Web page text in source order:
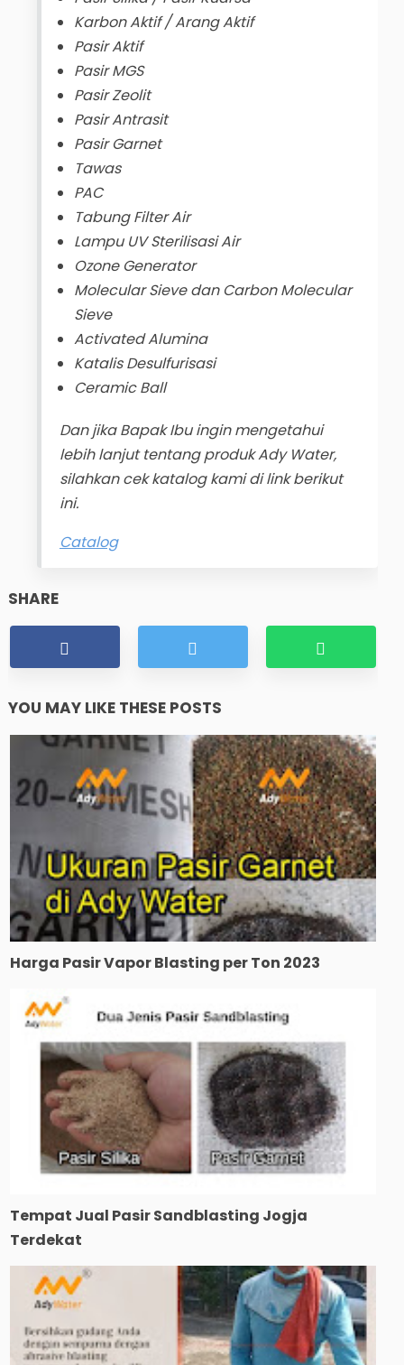
Karbon Aktif / Arang Aktif
Pasir Aktif
Pasir MGS
Pasir Zeolit
Pasir Antrasit
Pasir Garnet
Tawas
PAC
Tabung Filter Air
Lampu UV Sterilisasi Air
Ozone Generator
Molecular Sieve dan Carbon Molecular
Sieve
Activated Alumina
Katalis Desulfurisasi
Ceramic Ball
Dan jika Bapak Ibu ingin mengetahui
lebih lanjut tentang produk Ady Water,
silahkan cek katalog kami di link berikut
ini.
Catalog
SHARE
YOU MAY LIKE THESE POSTS
Harga Pasir Vapor Blasting per Ton 2023
Tempat Jual Pasir Sandblasting Jogja
Terdekat